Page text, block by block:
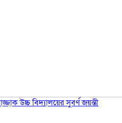
উচ্চ বিদ্যালয়ের সুবর্ণ জয়ন্তী